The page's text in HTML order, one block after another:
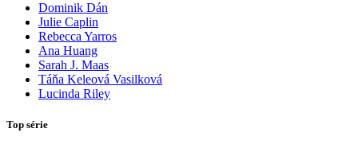
Dominik Dán
Julie Caplin
Rebecca Yarros
Ana Huang
Sarah J. Maas
Táňa Keleová Vasilková
Lucinda Riley
Top série